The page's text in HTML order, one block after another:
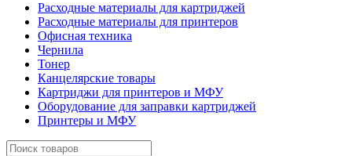
Расходные материалы для картриджей
Расходные материалы для принтеров
Офисная техника
Чернила
Тонер
Канцелярские товары
Картриджи для принтеров и МФУ
Оборудование для заправки картриджей
Принтеры и МФУ